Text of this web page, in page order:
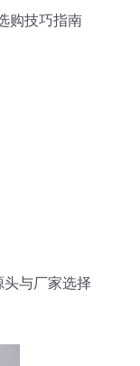
购技巧指南
与厂家选择